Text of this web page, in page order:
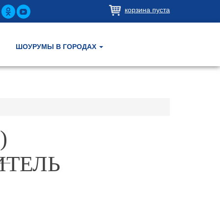
корзина пуста
ШОУРУМЫ В ГОРОДАХ